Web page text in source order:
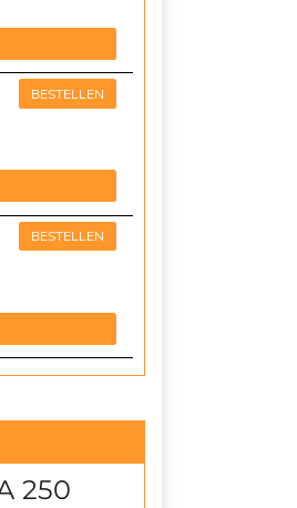
BESTELLEN
BESTELLEN
250